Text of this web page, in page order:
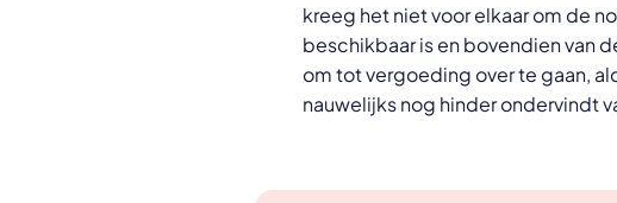
kreeg het niet voor elkaar om de
beschikbaar is en bovendien van
om tot vergoeding over te gaan,
nauwelijks nog hinder ondervindt